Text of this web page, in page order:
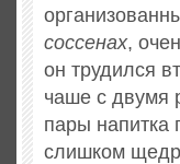
соссенах,
он трудился
чаше с двумя
пары напитка
слишком